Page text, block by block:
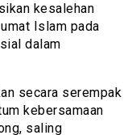
kesalehan
Islam pada
dalam
secara serempak
kebersamaan
saling